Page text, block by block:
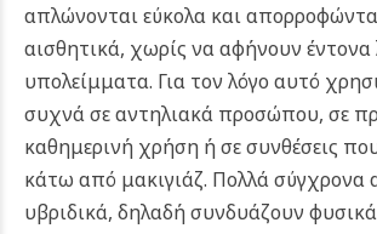
απλώνονται εύκολα και
αισθητικά, χωρίς να αφήνουν έντονα
υπολείμματα. Για τον λόγο αυτό
συχνά σε αντηλιακά προσώπου, σε
καθημερινή χρήση ή σε συνθέσεις
κάτω από μακιγιάζ. Πολλά σύγχρονα
υβριδικά, δηλαδή συνδυάζουν